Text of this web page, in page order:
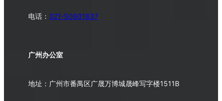
电话：021-50601837
广州办公室
地址：广州市番禺区广晟万博城晟峰写字楼1511B